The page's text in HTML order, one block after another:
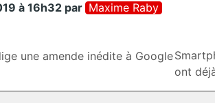
à 16h32 par Maxime Raby
une amende inédite à Google
ont